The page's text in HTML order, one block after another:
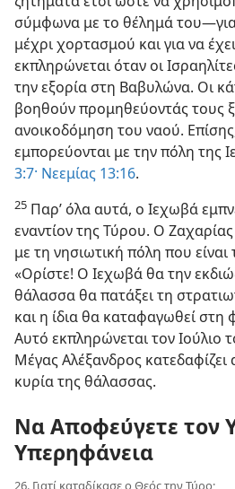
σύμφωνα με το θέλημά
μέχρι χορτασμού και για να
εκπληρώνεται όταν οι
την εξορία στη Βαβυλώνα. Οι
βοηθούν προμηθεύοντάς τους
ανοικοδόμηση του ναού.
εμπορεύονται με την πόλη της
3:7· Νεεμίας 13:16.
25 Παρ’ όλα αυτά, ο Ιεχωβά
εναντίον της Τύρου. Ο
με τη νησιωτική πόλη που
«Ορίστε! Ο Ιεχωβά θα την
θάλασσα θα πατάξει τη
και η ίδια θα καταφαγωθεί στη
Αυτό εκπληρώνεται τον Ιούλιο
Μέγας Αλέξανδρος
κυρία της θάλασσας.
Να Αποφεύγετε τον
Υπερηφάνεια
26. Γιατί καταδίκασε ο Θεός την Τύρο;